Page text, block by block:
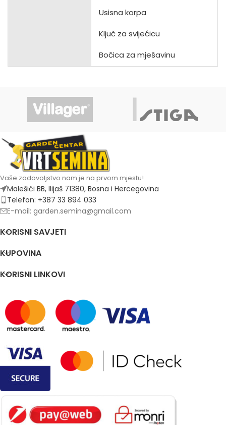
Usisna korpa
Ključ za svijećicu
Bočica za mješavinu
Vaše zadovoljstvo nam je na prvom mjestu!
Malešići BB, Ilijaš 71380, Bosna i Hercegovina
Telefon: +387 33 894 033
E-mail: garden.semina@gmail.com
KORISNI SAVJETI
KUPOVINA
KORISNI LINKOVI